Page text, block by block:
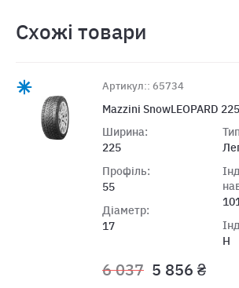
Схожі товари
Артикул:: 65734
Mazzini SnowLEOPARD
Ширина:
225
Профіль:
55
Діаметр:
17
H
6 037 5 856 ₴